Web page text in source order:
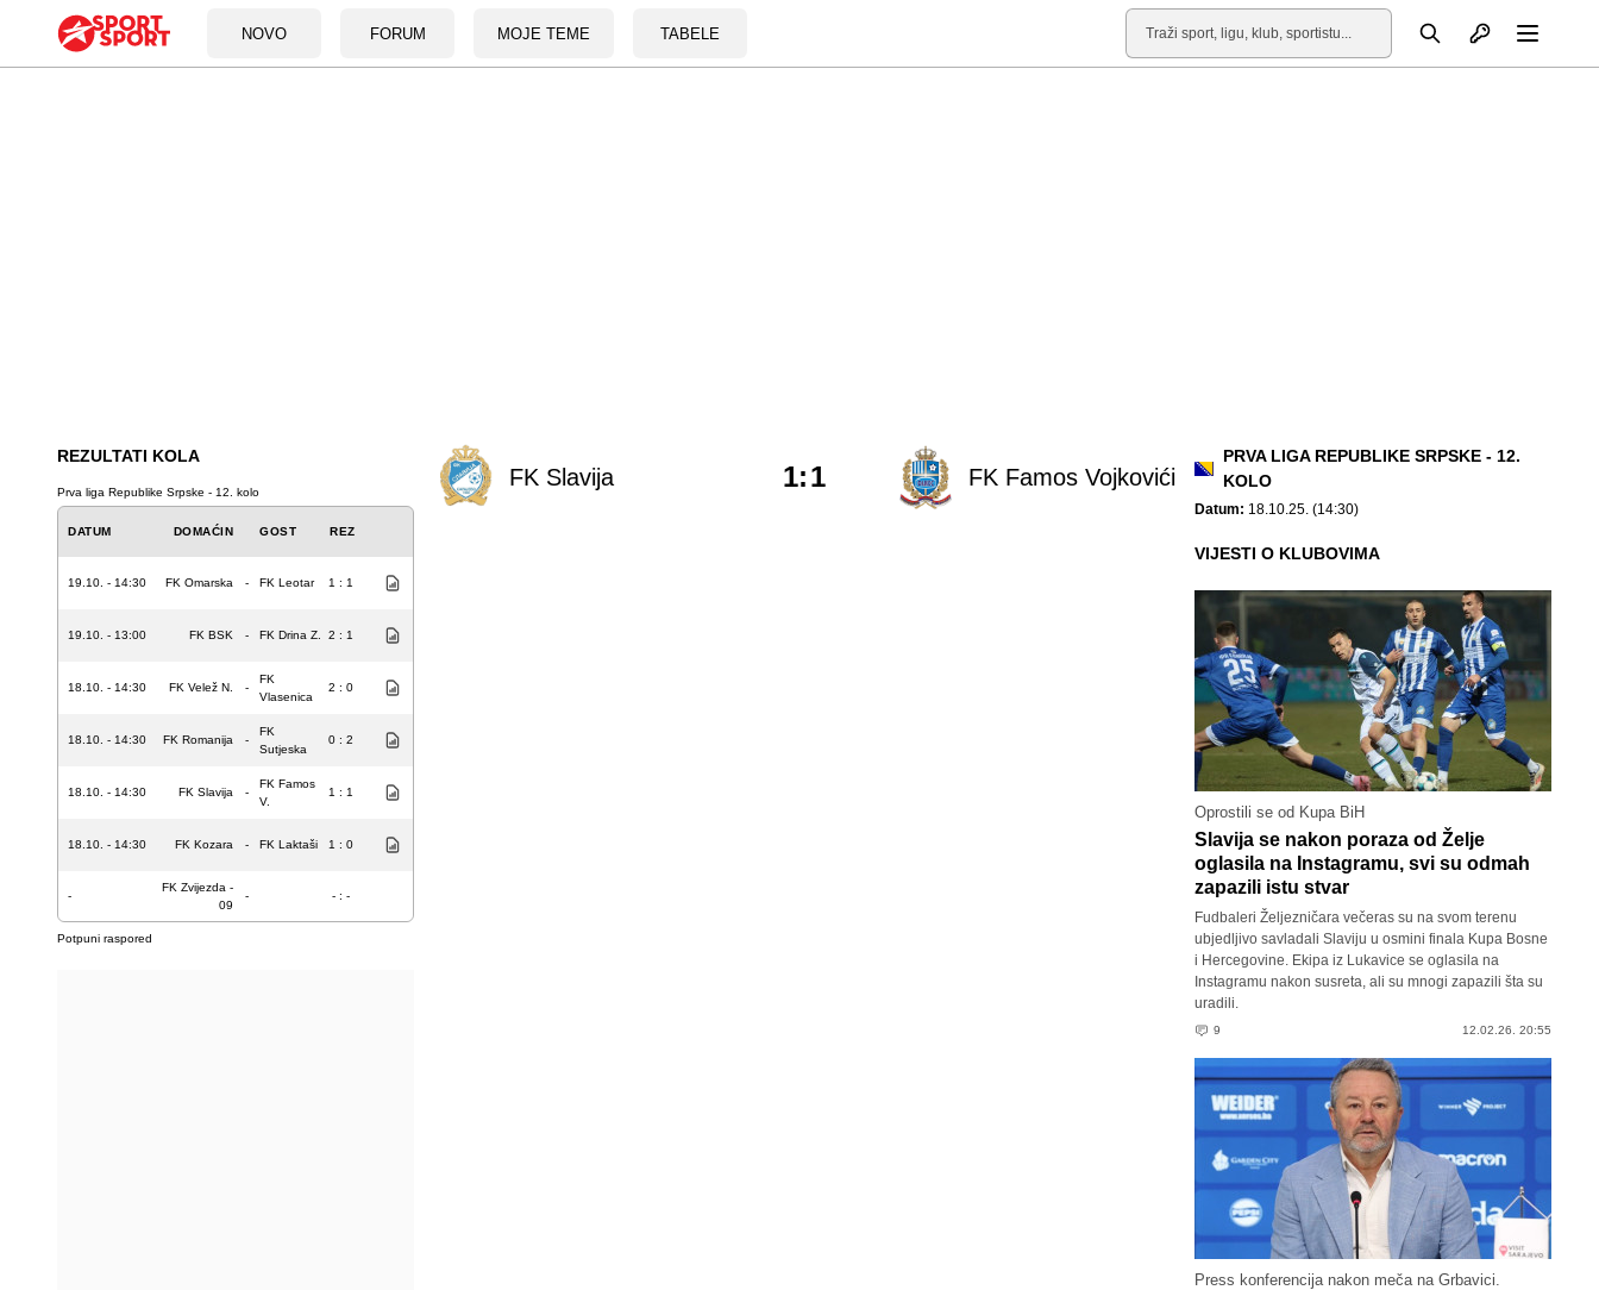
NOVO FORUM MOJE TEME TABELE
Pretraga Otvori profil
REZULTATI KOLA
Prva liga Republike Srpske - 12. kolo
DATUM DOMAĆIN GOST REZ
19.10. - 14:30 FK Omarska - FK Leotar 1 : 1
19.10. - 13:00 FK BSK - FK Drina Z. 2 : 1
18.10. - 14:30 FK Velež N. -
FK
Vlasenica
2 : 0
18.10. - 14:30 FK Romanija -
FK
Sutjeska
0 : 2
18.10. - 14:30 FK Slavija -
FK Famos
V.
1 : 1
18.10. - 14:30 FK Kozara - FK Laktaši 1 : 0
-
FK Zvijezda -
09
- - : -
Potpuni raspored
FK Slavija FK Famos Vojkovići
1:1
PRVA LIGA REPUBLIKE SRPSKE - 12.
KOLO
Datum: 18.10.25. (14:30)
VIJESTI O KLUBOVIMA
Oprostili se od Kupa BiH
Slavija se nakon poraza od Želje
oglasila na Instagramu, svi su odmah
zapazili istu stvar
Fudbaleri Željezničara večeras su na svom terenu
ubjedljivo savladali Slaviju u osmini finala Kupa Bosne
i Hercegovine. Ekipa iz Lukavice se oglasila na
Instagramu nakon susreta, ali su mnogi zapazili šta su
uradili.
9 12.02.26. 20:55
Press konferencija nakon meča na Grbavici.